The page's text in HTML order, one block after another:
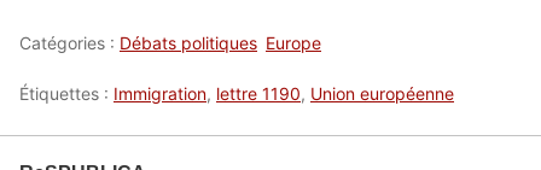
Catégories : Débats politiques Europe
Étiquettes : Immigration, lettre 1190, Union européenne